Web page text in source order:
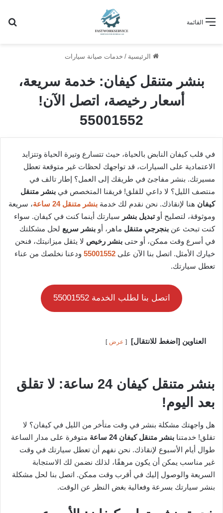
القائمة
الرئيسية / خدمات صيانة سيارات
بنشر متنقل كيفان: خدمة سريعة،
أسعار رخيصة، اتصل الآن!
55001552
في قلب كيفان النابض بالحياة، حيث تتسارع وتيرة الحياة وتتزايد
الاعتمادية على السيارات، قد تواجهك لحظات غير متوقعة تعطل
مسيرتك. بنشر مفاجئ في طريقك إلى العمل؟ إطار تالف في
منتصف الليل؟ لا داعي للقلق! فريقنا المتخصص في بنشر متنقل
كيفان هنا لإنقاذك. نحن نقدم لك خدمة بنشر متنقل 24 ساعة
، سريعة
وموثوقة، لتصليح أوتبديل بنشر سيارتك أينما كنت في كيفان. سواء
كنت تبحث عن بنجرجي متنقل ماهر، أو بنشر سريع لحل مشكلتك
في أسرع وقت ممكن، أو حتى بنشر رخيص لا يثقل ميزانيتك، فنحن
خيارك الأمثل. اتصل بنا الآن على 55001552 ودعنا نخلصك من عناء
تعطل سيارتك.
اتصل بنا لطلب الخدمة 55001552
العناوين [اضغط للانتقال] عرض
بنشر متنقل كيفان 24 ساعة: لا تقلق
بعد اليوم!
هل واجهتك مشكلة بنشر في وقت متأخر من الليل في كيفان؟ لا
تقلق! خدمتنا بنشر متنقل كيفان 24 ساعة
متوفرة على مدار الساعة
طوال أيام الأسبوع لإنقاذك. نحن نفهم أن تعطل سيارتك في وقت
غير مناسب يمكن أن يكون مرهقًا، لذلك نضمن لك الاستجابة
السريعة والوصول إليك في أقرب وقت ممكن. اتصل بنا لحل مشكلة
بنشر سيارتك بسرعة وفعالية بغض النظر عن الوقت.